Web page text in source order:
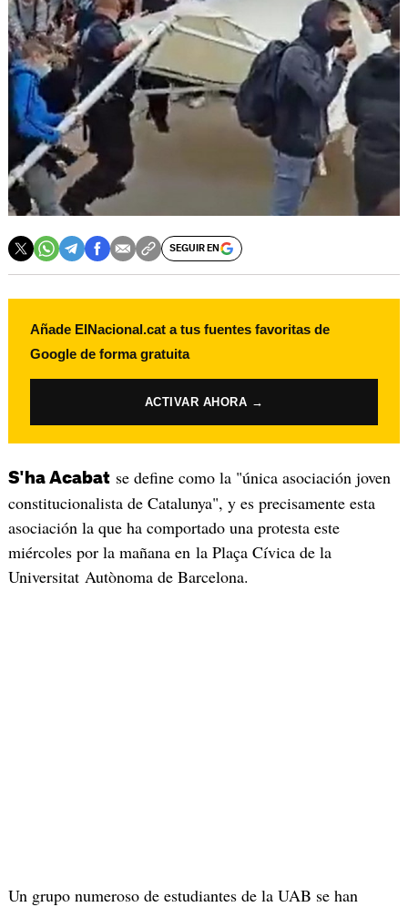
SEGUIR EN
Añade ElNacional.cat a tus fuentes favoritas de
Google de forma gratuita
ACTIVAR AHORA →
S'ha Acabatse define como la "única asociación joven
constitucionalista de Catalunya", y es precisamente esta
asociación la que ha comportado una protesta este
miércoles por la mañana en la Plaça Cívica de la
Universitat Autònoma de Barcelona.
Un grupo numeroso de estudiantes de la UAB se han